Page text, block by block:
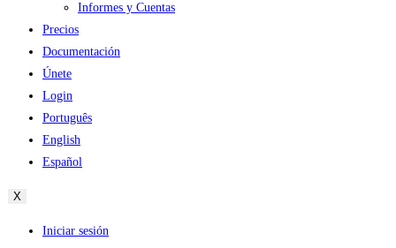
Informes y Cuentas
Precios
Documentación
Únete
Login
Português
English
Español
X
Iniciar sesión